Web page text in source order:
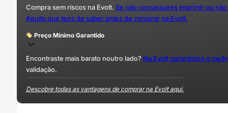
Compra sem riscos na Evolt. Se não conseguires imprimir ou
Aquilo que tens de saber antes de comprar na Evolt.
Preço Mínimo Garantido
Encontraste mais barato noutro lado? Na Evolt garantimos o
validação.
Descobre todas as vantagens de comprar na Evolt aqui.